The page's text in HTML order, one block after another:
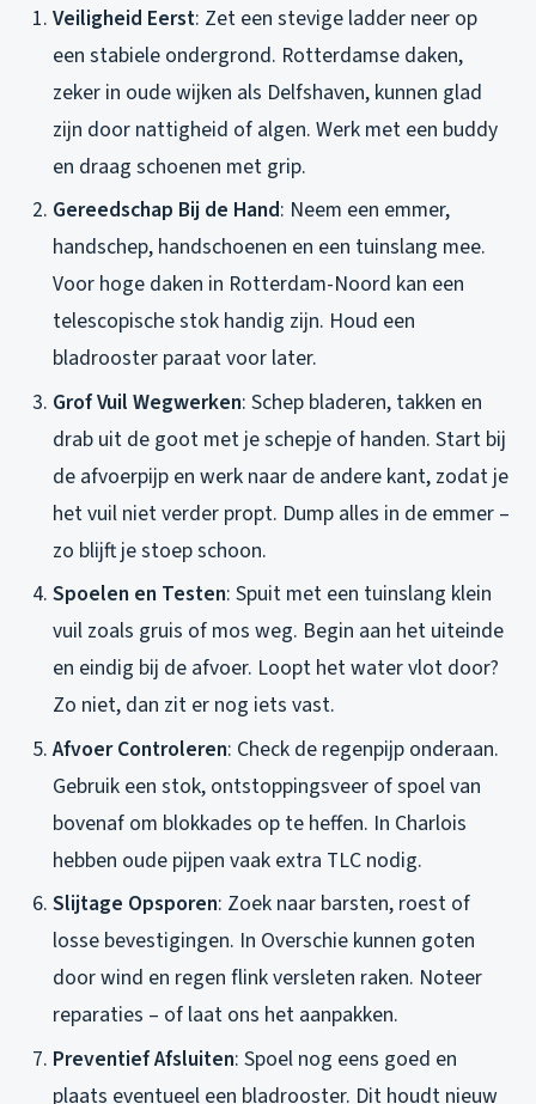
Veiligheid Eerst: Zet een stevige ladder neer op
een stabiele ondergrond. Rotterdamse daken,
zeker in oude wijken als Delfshaven, kunnen glad
zijn door nattigheid of algen. Werk met een buddy
en draag schoenen met grip.
Gereedschap Bij de Hand: Neem een emmer,
handschep, handschoenen en een tuinslang mee.
Voor hoge daken in Rotterdam-Noord kan een
telescopische stok handig zijn. Houd een
bladrooster paraat voor later.
Grof Vuil Wegwerken: Schep bladeren, takken en
drab uit de goot met je schepje of handen. Start bij
de afvoerpijp en werk naar de andere kant, zodat je
het vuil niet verder propt. Dump alles in de emmer –
zo blijft je stoep schoon.
Spoelen en Testen: Spuit met een tuinslang klein
vuil zoals gruis of mos weg. Begin aan het uiteinde
en eindig bij de afvoer. Loopt het water vlot door?
Zo niet, dan zit er nog iets vast.
Afvoer Controleren: Check de regenpijp onderaan.
Gebruik een stok, ontstoppingsveer of spoel van
bovenaf om blokkades op te heffen. In Charlois
hebben oude pijpen vaak extra TLC nodig.
Slijtage Opsporen: Zoek naar barsten, roest of
losse bevestigingen. In Overschie kunnen goten
door wind en regen flink versleten raken. Noteer
reparaties – of laat ons het aanpakken.
Preventief Afsluiten: Spoel nog eens goed en
plaats eventueel een bladrooster. Dit houdt nieuw